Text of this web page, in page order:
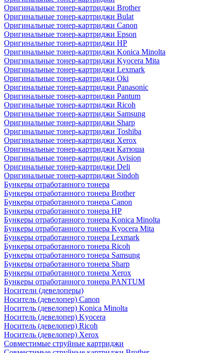
Оригинальные тонер-картриджи Brother
Оригинальные тонер-картриджи Bulat
Оригинальные тонер-картриджи Canon
Оригинальные тонер-картриджи Epson
Оригинальные тонер-картриджи HP
Оригинальные тонер-картриджи Konica Minolta
Оригинальные тонер-картриджи Kyocera Mita
Оригинальные тонер-картриджи Lexmark
Оригинальные тонер-картриджи Oki
Оригинальные тонер-картриджи Panasonic
Оригинальные тонер-картриджи Pantum
Оригинальные тонер-картриджи Ricoh
Оригинальные тонер-картриджи Samsung
Оригинальные тонер-картриджи Sharp
Оригинальные тонер-картриджи Toshiba
Оригинальные тонер-картриджи Xerox
Оригинальные тонер-картриджи Катюша
Оригинальные тонер-картриджи Avision
Оригинальные тонер-картриджи Deli
Оригинальные тонер-картриджи Sindoh
Бункеры отработанного тонера
Бункеры отработанного тонера Brother
Бункеры отработанного тонера Canon
Бункеры отработанного тонера HP
Бункеры отработанного тонера Konica Minolta
Бункеры отработанного тонера Kyocera Mita
Бункеры отработанного тонера Lexmark
Бункеры отработанного тонера Ricoh
Бункеры отработанного тонера Samsung
Бункеры отработанного тонера Sharp
Бункеры отработанного тонера Xerox
Бункеры отработанного тонера PANTUM
Носители (девелоперы)
Носитель (девелопер) Canon
Носитель (девелопер) Konica Minolta
Носитель (девелопер) Kyocera
Носитель (девелопер) Ricoh
Носитель (девелопер) Xerox
Совместимые струйные картриджи